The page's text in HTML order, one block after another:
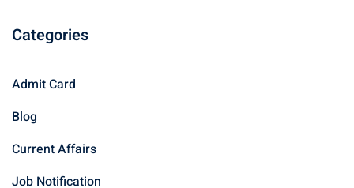
Categories
Admit Card
Blog
Current Affairs
Job Notification